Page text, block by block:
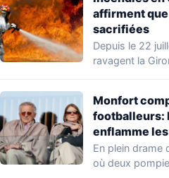
affirment
sacrifiées
Depuis le 22
ravagent la
Monfort
footballeurs:
enflamme
En plein drame
où deux